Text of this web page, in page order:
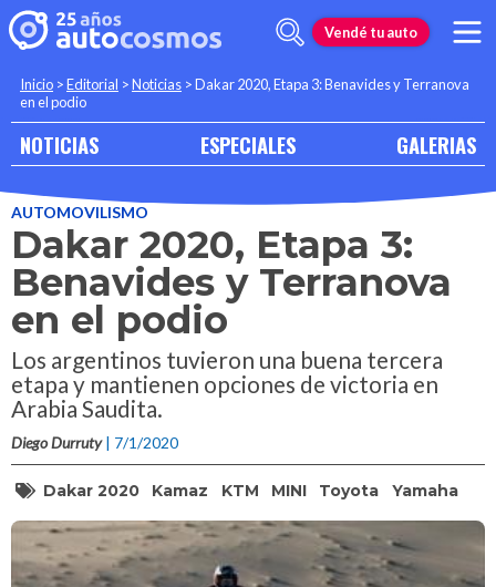
Vendé tu auto
Inicio >Editorial >Noticias >Dakar 2020, Etapa 3: Benavides y Terranova
en el podio
NOTICIAS ESPECIALES GALERIAS
AUTOMOVILISMO
Dakar 2020, Etapa 3:
Benavides y Terranova
en el podio
Los argentinos tuvieron una buena tercera
etapa y mantienen opciones de victoria en
Arabia Saudita.
Diego Durruty | 7/1/2020
Dakar 2020 Kamaz KTM MINI Toyota Yamaha